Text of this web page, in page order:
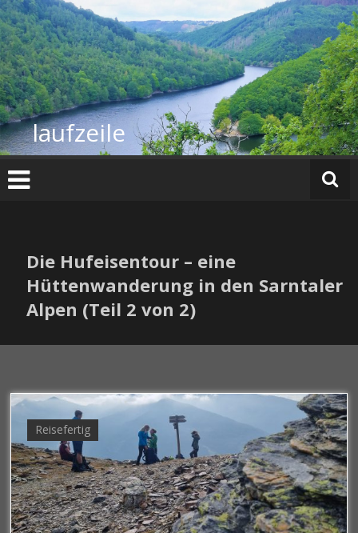
Zum
Inhalt
springen
laufzeile
Die Hufeisentour – eine
Hüttenwanderung in den Sarntaler
Alpen (Teil 2 von 2)
Reisefertig